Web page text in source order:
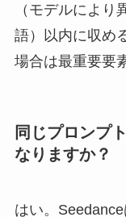
（モデルによ
語）以内に収め
場合は最重要要
同じプロンプ
なりますか？
はい。